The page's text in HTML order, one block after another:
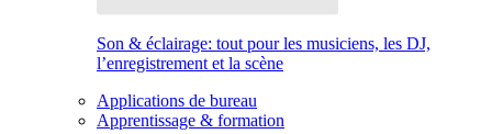
Son & éclairage: tout pour les musiciens, les DJ,
l’enregistrement et la scène
Applications de bureau
Apprentissage & formation